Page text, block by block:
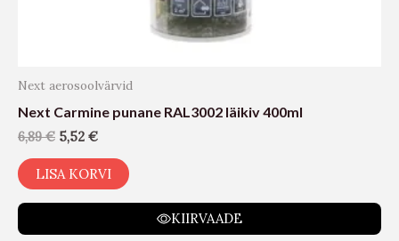
Next aerosoolvärvid
Next Carmine punane RAL3002 läikiv 400ml
6,89€ 5,52 €
LISA KORVI
KIIRVAADE